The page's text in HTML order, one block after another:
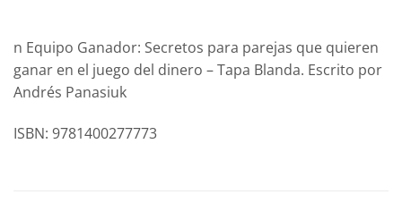
n Equipo Ganador: Secretos para parejas que quieren
ganar en el juego del dinero – Tapa Blanda. Escrito por
Andrés Panasiuk
ISBN: 9781400277773